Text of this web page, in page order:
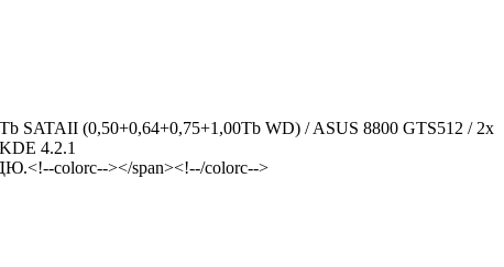
(0,50+0,64+0,75+1,00Tb WD) / ASUS 8800 GTS512 / 2x
4.2.1
colorc--></span><!--/colorc-->